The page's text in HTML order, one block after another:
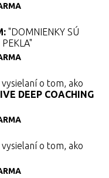
"DOMNIENKY SÚ
o tom, ako
DEEP COACHING
o tom, ako